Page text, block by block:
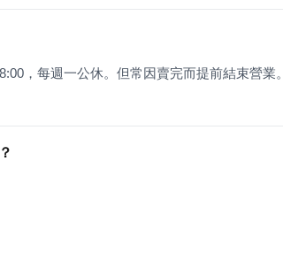
，每週一公休。但常因賣完而提前結束營業。